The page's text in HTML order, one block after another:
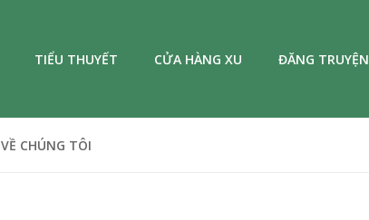
TIỂU THUYẾT CỬA HÀNG XU ĐĂNG TRUYỆN
VỀ CHÚNG TÔI